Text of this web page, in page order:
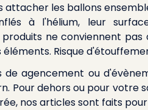
attacher les ballons
à l'hélium, leur
ne conviennent pas
Risque
de agencement ou
Pour dehors ou pour votre
nos articles sont faits pour